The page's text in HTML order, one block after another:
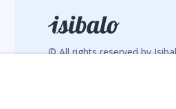
© All rights reserved by